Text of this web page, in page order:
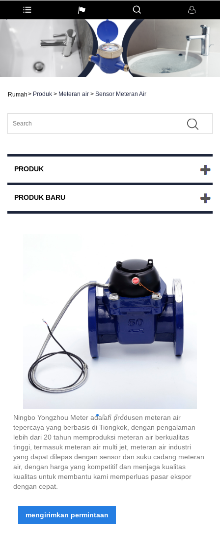
Rumah> Produk > Meteran air > Sensor Meteran Air
PRODUK
PRODUK BARU
Meteran Air Industri yang Dapat Dilepas dengan
Ningbo Yongzhou Meter adalah produsen meteran air
tepercaya yang berbasis di Tiongkok, dengan pengalaman
lebih dari 20 tahun memproduksi meteran air berkualitas
tinggi, termasuk meteran air multi jet, meteran air industri
yang dapat dilepas dengan sensor dan suku cadang meteran
air, dengan harga yang kompetitif dan menjaga kualitas
kualitas untuk membantu kami memperluas pasar ekspor
dengan cepat.
mengirimkan permintaan